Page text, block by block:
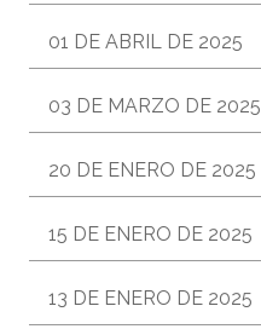
01 DE ABRIL DE 2025
03 DE MARZO DE 2025
20 DE ENERO DE 2025
15 DE ENERO DE 2025
13 DE ENERO DE 2025